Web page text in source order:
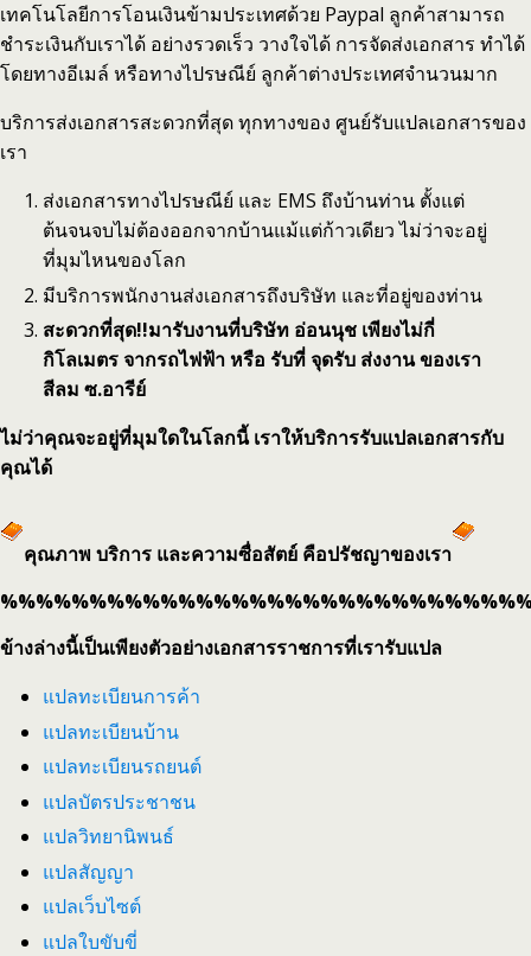
เทคโนโลยีการโอนเงินข้ามประเทศด้วย Paypal ลูกค้าสามารถ
ชำระเงินกับเราได้ อย่างรวดเร็ว วางใจได้ การจัดส่งเอกสาร ทำได้
โดยทางอีเมล์ หรือทางไปรษณีย์ ลูกค้าต่างประเทศจำนวนมาก
บริการส่งเอกสารสะดวกที่สุด ทุกทางของ ศูนย์รับแปลเอกสารของ
เรา
ส่งเอกสารทางไปรษณีย์ และ EMS ถึงบ้านท่าน ตั้งแต่
ต้นจนจบไม่ต้องออกจากบ้านแม้แต่ก้าวเดียว ไม่ว่าจะอยู่
ที่มุมไหนของโลก
มีบริการพนักงานส่งเอกสารถึงบริษัท และที่อยู่ของท่าน
สะดวกที่สุด!!มารับงานที่บริษัท อ่อนนุช เพียงไม่กี่
กิโลเมตร จากรถไฟฟ้า หรือ รับที่ จุดรับ ส่งงาน ของเรา
สีลม ซ.อารีย์
ไม่ว่าคุณจะอยู่ที่มุมใดในโลกนี้ เราให้บริการรับแปลเอกสารกับ
คุณได้
คุณภาพ บริการ และความซื่อสัตย์ คือปรัชญาของเรา
ข้างล่างนี้เป็นเพียงตัวอย่างเอกสารราชการที่เรารับแปล
แปลทะเบียนการค้า
แปลทะเบียนบ้าน
แปลทะเบียนรถยนต์
แปลบัตรประชาชน
แปลวิทยานิพนธ์
แปลสัญญา
แปลเว็บไซต์
แปลใบขับขี่